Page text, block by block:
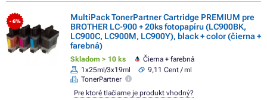
- 6%
MultiPack TonerPartner Cartridge PREMIUM pre
BROTHER LC-900 + 20ks fotopapíru (LC900BK,
LC900C, LC900M, LC900Y), black + color (čierna +
farebná)
Skladom > 10 ks
Čierna + farebná
1x25ml/3x19ml
9,11 Cent / ml
TonerPartner
Pre ktoré tlačiarne je produkt vhodný?